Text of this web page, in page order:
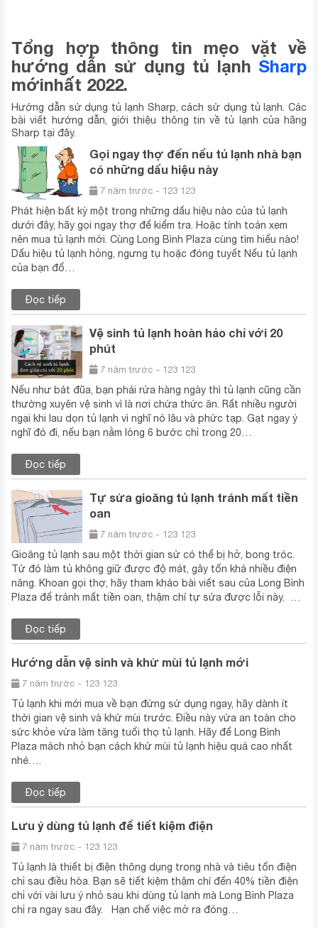
Tổng hợp thông tin mẹo vặt về
hướng dẫn sử dụng tủ lạnh Sharp
mớinhất 2022.
Hướng dẫn sử dụng tủ lạnh Sharp, cách sử dụng tủ lạnh. Các
bài viết hướng dẫn, giới thiệu thông tin về tủ lạnh của hãng
Sharp tại đây.
Gọi ngay thợ đến nếu tủ lạnh nhà bạn
có những dấu hiệu này
7 năm trước - 123 123
Phát hiện bất kỳ một trong những dấu hiệu nào của tủ lạnh
dưới đây, hãy gọi ngay thợ để kiểm tra. Hoặc tính toán xem
nên mua tủ lạnh mới. Cùng Long Bình Plaza cùng tìm hiểu nào!
Dấu hiệu tủ lạnh hỏng, ngưng tụ hoặc đóng tuyết Nếu tủ lạnh
của bạn đổ…
Đọc tiếp
Vệ sinh tủ lạnh hoàn hảo chỉ với 20
phút
7 năm trước - 123 123
Nếu như bát đũa, bạn phải rửa hàng ngày thì tủ lạnh cũng cần
thường xuyên vệ sinh vì là nơi chứa thức ăn. Rất nhiều người
ngại khi lau dọn tủ lạnh vì nghĩ nó lâu và phức tạp. Gạt ngay ý
nghĩ đó đi, nếu bạn nằm lòng 6 bước chỉ trong 20…
Đọc tiếp
Tự sửa gioăng tủ lạnh tránh mất tiền
oan
7 năm trước - 123 123
Gioăng tủ lạnh sau một thời gian sử có thể bị hở, bong tróc.
Từ đó làm tủ không giữ được độ mát, gây tốn khá nhiều điện
năng. Khoan gọi thợ, hãy tham khảo bài viết sau của Long Bình
Plaza để tránh mất tiền oan, thậm chí tự sửa được lỗi này. …
Đọc tiếp
Hướng dẫn vệ sinh và khử mùi tủ lạnh mới
7 năm trước - 123 123
Tủ lạnh khi mới mua về bạn đừng sử dụng ngay, hãy dành ít
thời gian vệ sinh và khử mùi trước. Điều này vừa an toàn cho
sức khỏe vừa làm tăng tuổi thọ tủ lạnh. Hãy để Long Bình
Plaza mách nhỏ bạn cách khử mùi tủ lạnh hiệu quả cao nhất
nhé….
Đọc tiếp
Lưu ý dùng tủ lạnh để tiết kiệm điện
7 năm trước - 123 123
Tủ lạnh là thiết bị điện thông dụng trong nhà và tiêu tốn điện
chỉ sau điều hòa. Bạn sẽ tiết kiệm thậm chí đến 40% tiền điện
chỉ với vài lưu ý nhỏ sau khi dùng tủ lạnh mà Long Bình Plaza
chỉ ra ngay sau đây. Hạn chế việc mở ra đóng…